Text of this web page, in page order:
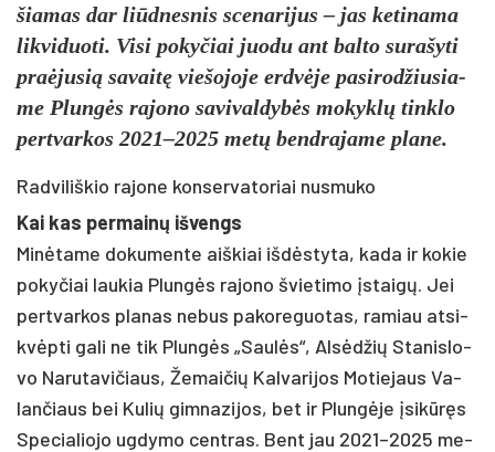
šia­mas dar liūd­nes­nis sce­na­ri­jus – jas ke­ti­na­ma
lik­vi­duo­ti. Vi­si po­ky­čiai juo­du ant bal­to su­ra­šy­ti
pra­ėju­sią sa­vaitę vie­šo­jo­je erdvė­je pa­si­rod­žiu­sia­
me Plungės ra­jo­no sa­vi­val­dybės mo­kyklų tink­lo
per­tvar­kos 2021–2025 metų bend­ra­ja­me pla­ne.
Radviliškio rajone konservatoriai nusmuko
Kai kas per­mainų iš­vengs
Minė­ta­me do­ku­men­te aiš­kiai išdės­ty­ta, ka­da ir ko­kie
po­ky­čiai lau­kia Plungės ra­jo­no švie­ti­mo įstai­gų. Jei
per­tvar­kos pla­nas ne­bus pa­ko­re­guo­tas, ra­miau at­si­
kvėpti ga­li ne tik Plungės „Saulės“, Alsėd­žių Sta­nis­lo­
vo Na­ru­ta­vi­čiaus, Že­mai­čių Kal­va­ri­jos Mo­tie­jaus Va­
lan­čiaus bei Ku­lių gim­na­zi­jos, bet ir Plungė­je įsikūręs
Spe­cia­lio­jo ug­dy­mo cent­ras. Bent jau 2021–2025 me­